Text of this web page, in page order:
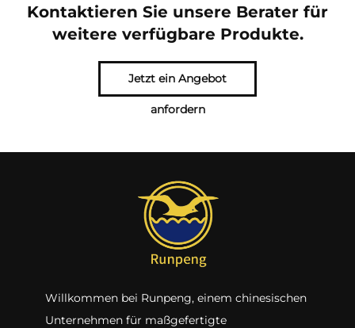
Kontaktieren Sie unsere Berater für
weitere verfügbare Produkte.
Jetzt ein Angebot
anfordern
Willkommen bei Runpeng, einem chinesischen
Unternehmen für maßgefertigte